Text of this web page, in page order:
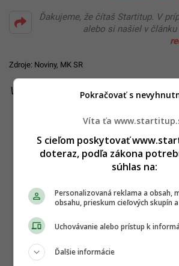
Ďakujeme, že čítaš Startitup. V
alebo si našiel v článku
Zdroje: Noviny, MK SR
Viac k téme: kultúra,slovensko,
Víta ťa
S cieľom poskytovať
doteraz, podľa zákona
súhlas na:
Personalizovaná reklama a obsah,
obsahu, prieskum cieľových skupín
Uchovávanie alebo prístup k
Ďalšie informácie
Pokračovať s